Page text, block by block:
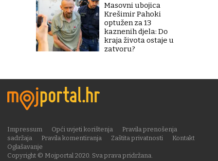
Masovni ubojica
Krešimir Pahoki
optužen za 13
kaznenih djela: Do
kraja života ostaje u
zatvoru?
Copyright © Mojportal 2020. Sva prava pridržana.
Impressum Opći uvjeti korištenja
Pravila prenošenja
sadržaja
Pravila komentiranja Zaštita privatnosti
Kontakt
Oglašavanje